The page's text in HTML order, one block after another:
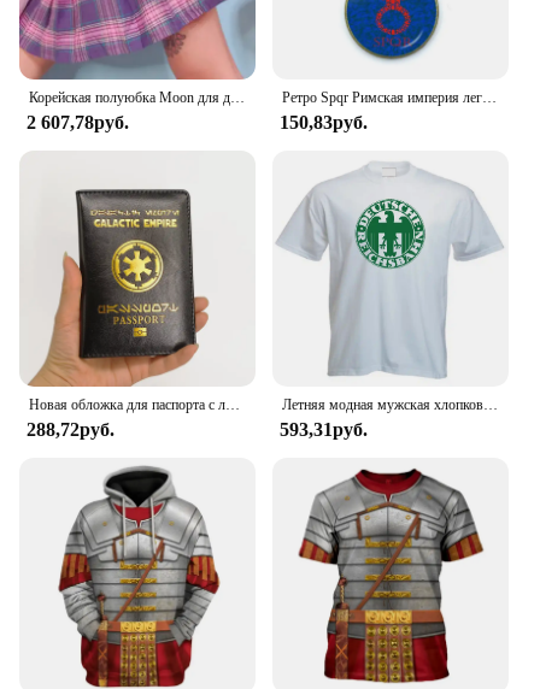
Корейская полуюбка Moon для девочек, студенческая решетчатая юбка с высокой талией, новая
2 607,78руб.
Ретро Spqr Римская империя легиона стеклянная подвеска брелок ювелирные изделия Очаровательная сумка
150,83руб.
Новая обложка для паспорта с логотипом Galactic Empire, черные чехлы из искусственной кожи для паспортов, дорожный кошелек, органайзер для документов, держатель для паспорта
288,72руб.
Летняя модная мужская хлопковая футболка German Reichsbahn German Empire Reich Eagle Deutsche Bahn футболка крутые футболки топы
593,31руб.